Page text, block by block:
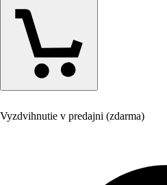
Vyzdvihnutie v predajni (zdarma)